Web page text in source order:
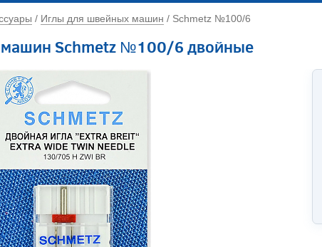
/ Иглы для швейных машин / Schmetz №100/6
Schmetz №100/6 двойные